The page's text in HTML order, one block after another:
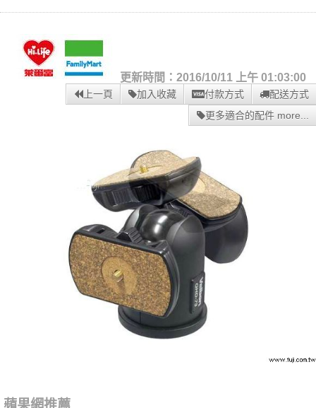
更新時間：2016/10/11 上午 01:03:00
上一頁 加入收藏 付款方式
配送方式
更多適合的配件 more...
蘋果網推薦